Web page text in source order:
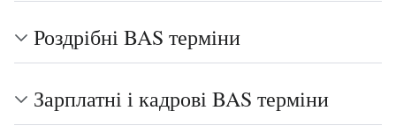
Роздрібні BAS терміни
Зарплатні і кадрові BAS терміни